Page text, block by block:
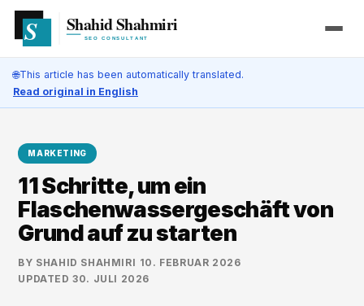
🌐This article has been automatically translated.
Read original in English
MARKETING
11 Schritte, um ein
Flaschenwassergeschäft von
Grund auf zu starten
BY SHAHID SHAHMIRI 10. FEBRUAR 2026
UPDATED30. JULI 2026